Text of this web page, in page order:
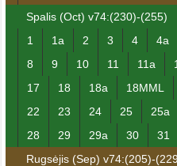
Spalis (Oct) v74:(230)-(255)
1
1a 2 3 4 4a
8
9 10 11 11a
17
18 18a 18MML
22
23 24 25 25a
28
29 29a 30
31
Rugsėjis (Sep) v74:(205)-